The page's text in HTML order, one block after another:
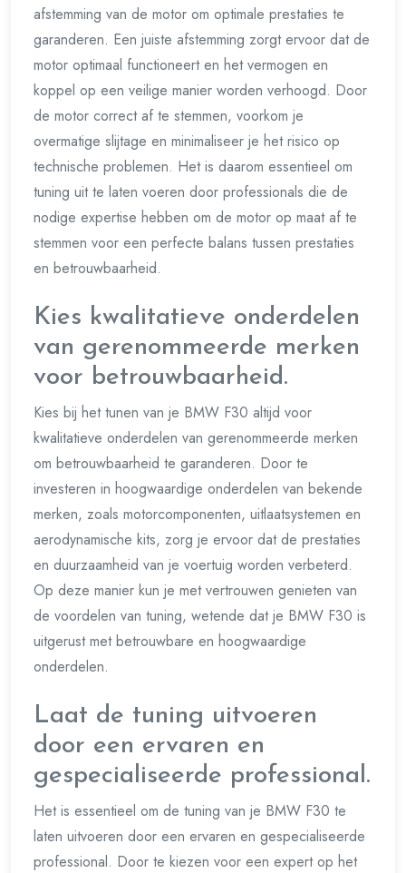
afstemming van de motor om optimale prestaties te
garanderen. Een juiste afstemming zorgt ervoor dat de
motor optimaal functioneert en het vermogen en
koppel op een veilige manier worden verhoogd. Door
de motor correct af te stemmen, voorkom je
overmatige slijtage en minimaliseer je het risico op
technische problemen. Het is daarom essentieel om
tuning uit te laten voeren door professionals die de
nodige expertise hebben om de motor op maat af te
stemmen voor een perfecte balans tussen prestaties
en betrouwbaarheid.
Kies kwalitatieve onderdelen
van gerenommeerde merken
voor betrouwbaarheid.
Kies bij het tunen van je BMW F30 altijd voor
kwalitatieve onderdelen van gerenommeerde merken
om betrouwbaarheid te garanderen. Door te
investeren in hoogwaardige onderdelen van bekende
merken, zoals motorcomponenten, uitlaatsystemen en
aerodynamische kits, zorg je ervoor dat de prestaties
en duurzaamheid van je voertuig worden verbeterd.
Op deze manier kun je met vertrouwen genieten van
de voordelen van tuning, wetende dat je BMW F30 is
uitgerust met betrouwbare en hoogwaardige
onderdelen.
Laat de tuning uitvoeren
door een ervaren en
gespecialiseerde professional.
Het is essentieel om de tuning van je BMW F30 te
laten uitvoeren door een ervaren en gespecialiseerde
professional. Door te kiezen voor een expert op het